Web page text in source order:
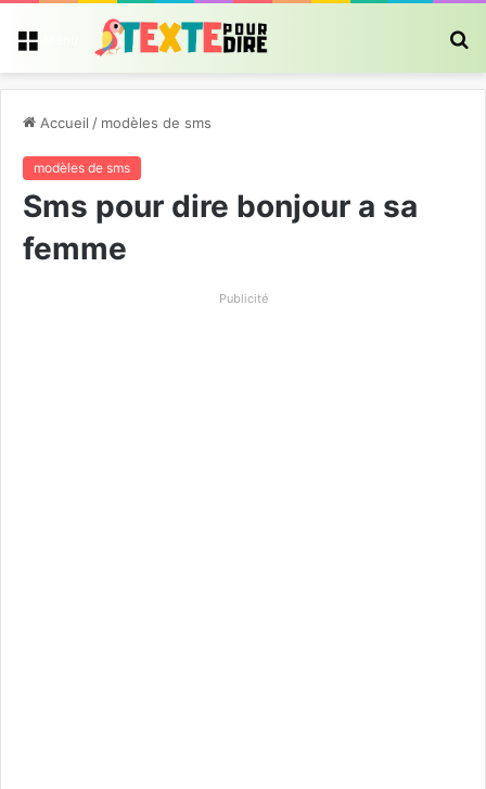
Accueil / modèles de sms
modèles de sms
Sms pour dire bonjour a sa
femme
Publicité